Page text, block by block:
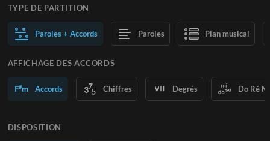
TYPE DE PARTITION
Paroles + Accords Paroles Plan musical
AFFICHAGE DES ACCORDS
Accords Chiffres Degrés Do Ré
DISPOSITION